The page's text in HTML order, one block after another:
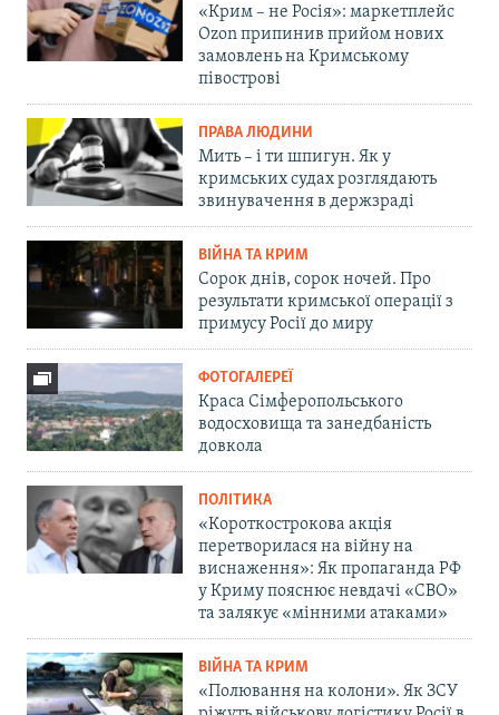
«Крим – не Росія»: маркетплейс
Ozon припинив прийом нових
замовлень на Кримському
півострові
ПРАВА ЛЮДИНИ
Мить – і ти шпигун. Як у
кримських судах розглядають
звинувачення в держзраді
ВІЙНА ТА КРИМ
Сорок днів, сорок ночей. Про
результати кримської операції з
примусу Росії до миру
ФОТОГАЛЕРЕЇ
Краса Сімферопольського
водосховища та занедбаність
довкола
ПОЛІТИКА
«Короткострокова акція
перетворилася на війну на
виснаження»: Як пропаганда РФ
у Криму пояснює невдачі «СВО»
та залякує «мінними атаками»
ВІЙНА ТА КРИМ
«Полювання на колони». Як ЗСУ